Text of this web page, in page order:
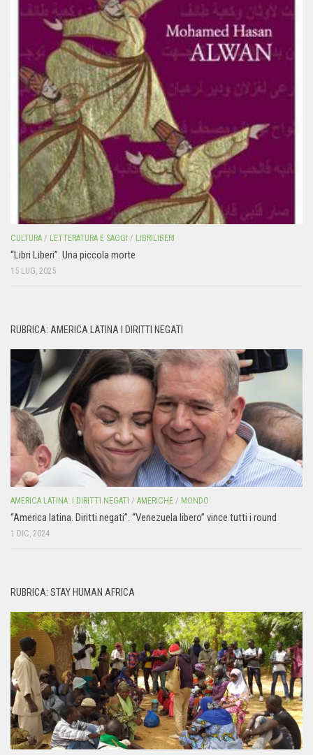
CULTURA / LETTERATURA E SAGGI / LIBRILIBERI
“Libri Liberi”. Una piccola morte
15 LUG, 2025
RUBRICA: AMERICA LATINA I DIRITTI NEGATI
AMERICA LATINA: I DIRITTI NEGATI / AMERICHE / MONDO
“America latina. Diritti negati”. “Venezuela libero” vince tutti i round
1 DIC, 2024
RUBRICA: STAY HUMAN AFRICA